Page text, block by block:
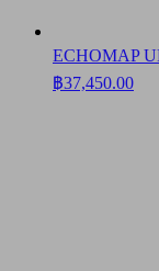
ECHOMAP
Original
price
฿37,450.00
price